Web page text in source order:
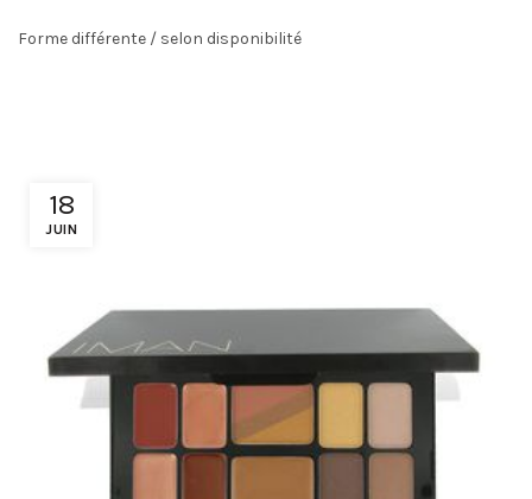
Forme différente / selon disponibilité
18
JUIN